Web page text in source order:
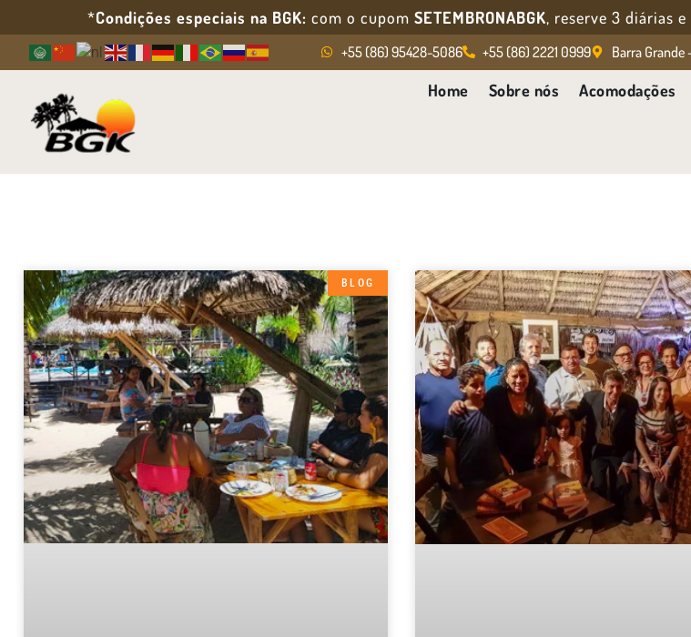
*Condições especiais na BGK: com o cupom SETEMBRONABGK, reserve 3 diárias
+55 (86) 95428-5086 +55 (86) 2221 0999 Barra Grande
Home Sobre nós Acomodações
BLOG